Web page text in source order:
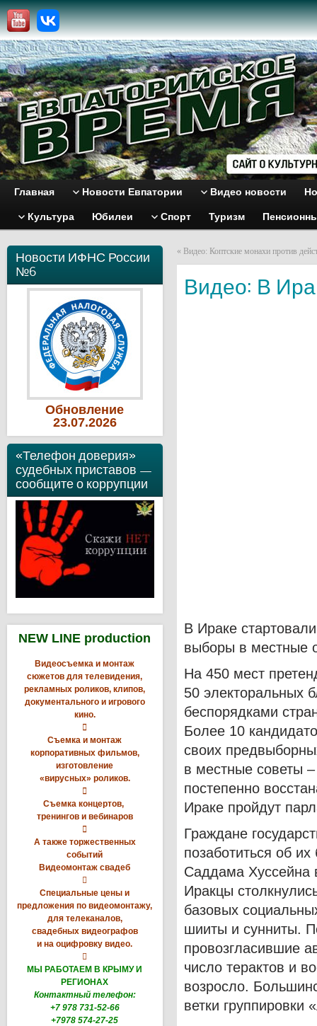
Главная Новости Евпатории Видео новости
Культура Юбилеи Спорт Туризм
Новости ИФНС России
№6
Обновление
23.07.2026
«Телефон доверия»
судебных приставов —
сообщите о коррупции
NEW LINE production
Видеосъемка и монтаж
сюжетов для телевидения,
рекламных роликов, клипов,
документального и игрового
кино.

Съемка и монтаж
корпоративных фильмов,
изготовление
«вирусных» роликов.

Съемка концертов,
тренингов и вебинаров

А также торжественных
событий
Видеомонтаж свадеб

Специальные цены и
предложения по видеомонтажу,
для телеканалов,
свадебных видеографов
и на оцифровку видео.

МЫ РАБОТАЕМ В КРЫМУ И
РЕГИОНАХ
Контактный телефон:
+7 978 731-52-66
+7978 574-27-25
« Видео: Коптские монахи против
Видео: В
В Ираке
выборы в местные
На 450 мест
50 электоральных
беспорядками
Более 10
своих
в местные советы
постепенно
Ираке пройдут
Граждане
позаботиться об
Саддама Хуссейна
Иракцы
базовых
шииты и сунниты.
провозгласившие
число терактов и
возросло.
ветки группировки